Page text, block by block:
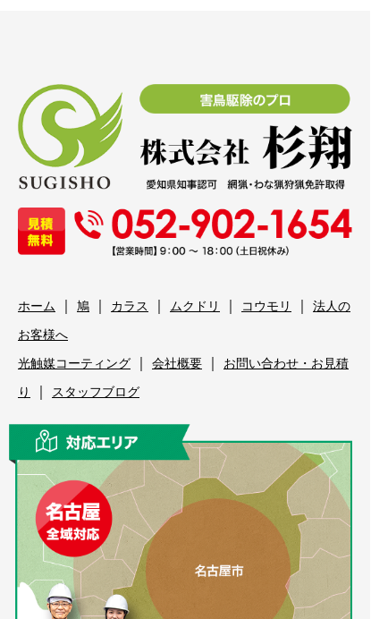
ホーム 鳩 カラス ムクドリ コウモリ
法人の
お客様へ
光触媒コーティング
会社概要
お問い合わせ・お見積
り
スタッフブログ